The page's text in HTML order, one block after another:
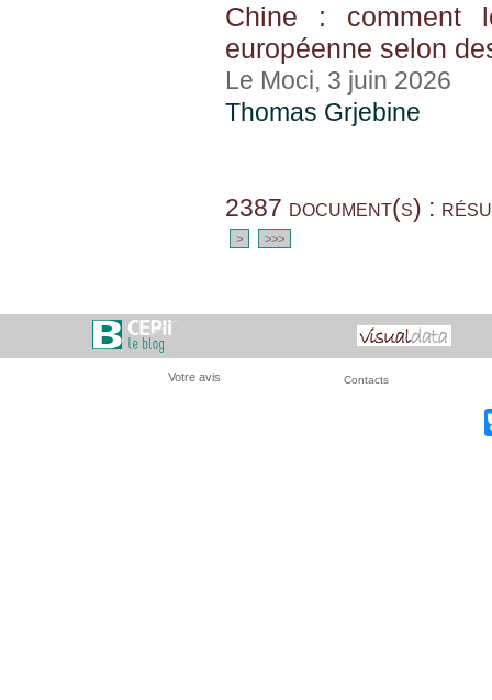
Chine : comment
européenne selon
Le Moci, 3 juin 2026
Thomas Grjebine
2387 document(s) :
> >>>
Votre avis Contacts